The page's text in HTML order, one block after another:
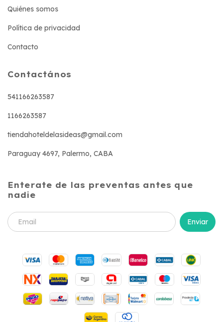
Quiénes somos
Política de privacidad
Contacto
Contactános
541166263587
1166263587
tiendahoteldelasideas@gmail.com
Paraguay 4697, Palermo, CABA
Enterate de las preventas antes que
nadie